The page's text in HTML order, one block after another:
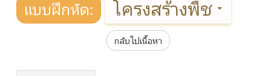
แบบฝึกหัด: โครงสร้างพืช
กลับไปเนื้อหา